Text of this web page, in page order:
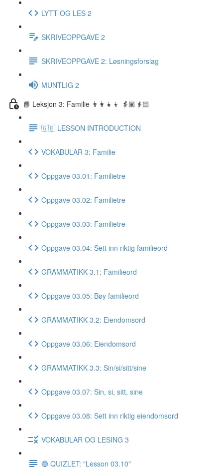
LYTT OG LES 2
SKRIVEOPPGAVE 2
SKRIVEOPPGAVE 2: Løsningsforslag
MUNTLIG 2
📘 Leksjon 3: Familie 👨‍👩‍👧‍👦 👵🏽👴🏻
🇬🇧 LESSON INTRODUCTION
VOKABULAR 3: Familie
Oppgave 03.01: Familietre
Oppgave 03.02: Familietre
Oppgave 03.03: Familietre
Oppgave 03.04: Sett inn riktig familieord
GRAMMATIKK 3.1: Familieord
Oppgave 03.05: Bøy familieord
GRAMMATIKK 3.2: Eiendomsord
Oppgave 03.06: Eiendomsord
GRAMMATIKK 3.3: Sin/si/sitt/sine
Oppgave 03.07: Sin, si, sitt, sine
Oppgave 03.08: Sett inn riktig eiendomsord
VOKABULAR OG LESING 3
🔵 QUIZLET: "Lesson 03.10"